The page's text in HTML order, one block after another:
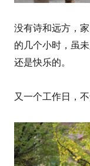
没有诗和远方，
的几个小时，虽
还是快乐的。
又一个工作日，